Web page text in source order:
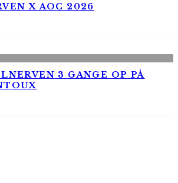
X AOC 2026
3 GANGE OP PÅ